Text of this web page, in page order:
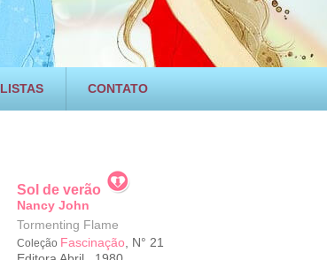
LISTAS CONTATO
Sol de verão
Nancy John
Tormenting Flame
Coleção Fascinação , N° 21